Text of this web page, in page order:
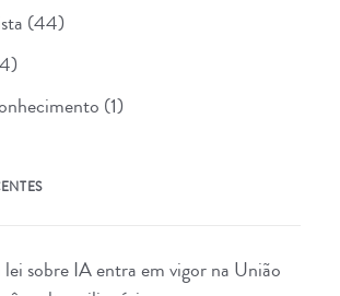
(44)
(1)
sobre IA entra em vigor na União